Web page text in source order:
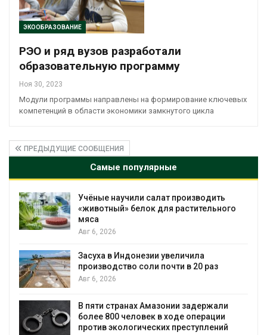
ЭКООБРАЗОВАНИЕ
РЭО и ряд вузов разработали
образовательную программу
Ноя 30, 2023
Модули программы направлены на формирование ключевых
компетенций в области экономики замкнутого цикла
ПРЕДЫДУЩИЕ СООБЩЕНИЯ
Самые популярные
Учёные научили салат производить
«животный» белок для растительного
мяса
Авг 6, 2026
Засуха в Индонезии увеличила
производство соли почти в 20 раз
Авг 6, 2026
В пяти странах Амазонии задержали
более 800 человек в ходе операции
против экологических преступлений